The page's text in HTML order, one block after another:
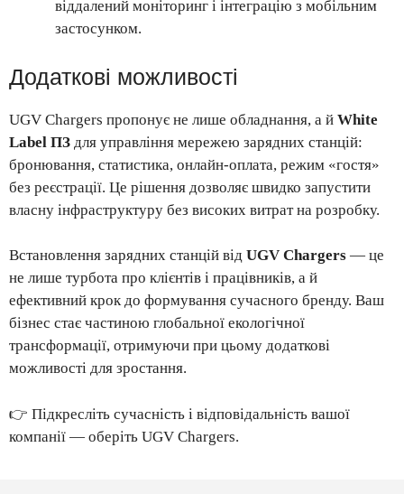
віддалений моніторинг і інтеграцію з мобільним
застосунком.
Додаткові можливості
UGV Chargers пропонує не лише обладнання, а й White
Label ПЗ для управління мережею зарядних станцій:
бронювання, статистика, онлайн-оплата, режим «гостя»
без реєстрації. Це рішення дозволяє швидко запустити
власну інфраструктуру без високих витрат на розробку.
Встановлення зарядних станцій від UGV Chargers — це
не лише турбота про клієнтів і працівників, а й
ефективний крок до формування сучасного бренду. Ваш
бізнес стає частиною глобальної екологічної
трансформації, отримуючи при цьому додаткові
можливості для зростання.
👉 Підкресліть сучасність і відповідальність вашої
компанії — оберіть UGV Chargers.